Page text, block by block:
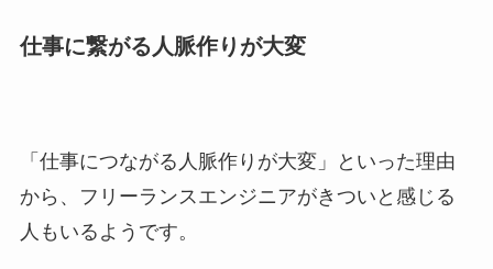
仕事に繋がる人脈作りが大変
「仕事につながる人脈作りが大変」といった理由
から、フリーランスエンジニアがきついと感じる
人もいるようです。